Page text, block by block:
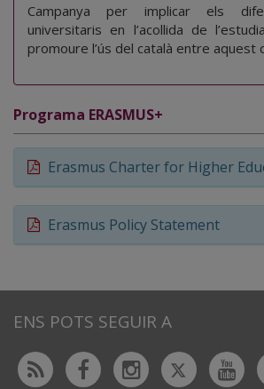
Campanya per implicar els
universitaris en l’acollida de
promoure l’ús del català entre aquest
Programa ERASMUS+
Erasmus Charter for Higher
Erasmus Policy Statement
ENS POTS SEGUIR A
Rss FacebookInstagram
Twitter